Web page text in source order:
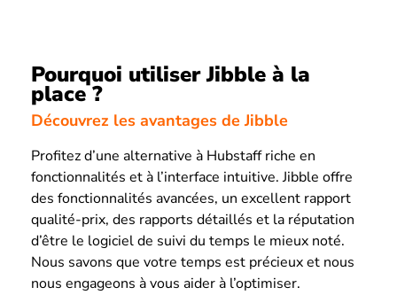
Pourquoi utiliser Jibble à la
place ?
Découvrez les avantages de Jibble
Profitez d’une alternative à Hubstaff riche en
fonctionnalités et à l’interface intuitive. Jibble offre
des fonctionnalités avancées, un excellent rapport
qualité-prix, des rapports détaillés et la réputation
d’être le logiciel de suivi du temps le mieux noté.
Nous savons que votre temps est précieux et nous
nous engageons à vous aider à l’optimiser.